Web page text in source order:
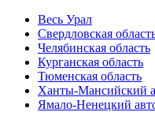
Весь Урал
Свердловская
Челябинская область
Курганская область
Тюменская область
Ханты-Мансийский
Ямало-Ненецкий